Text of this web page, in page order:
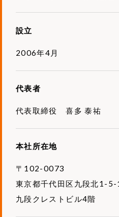
設立
2006年4月
代表者
代表取締役 喜多 泰祐
本社所在地
〒102-0073
東京都千代田区九段北1-
九段クレストビル4階